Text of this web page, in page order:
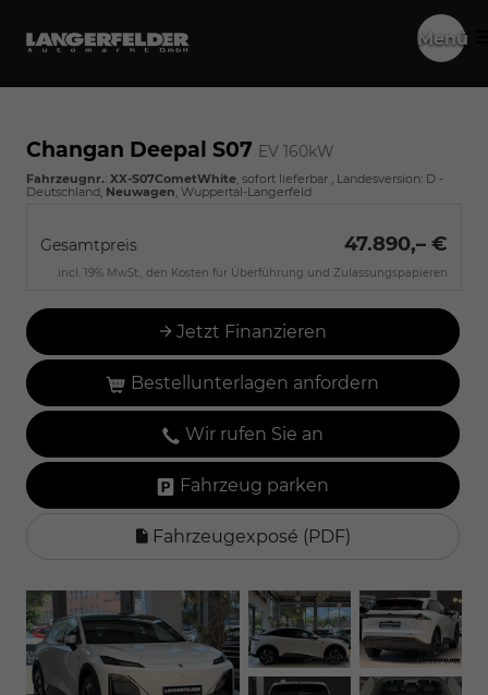
Menü
Changan Deepal S07 EV 160kW
Fahrzeugnr.: XX-S07CometWhite, sofort lieferbar , Landesversion: D -
Deutschland, Neuwagen, Wuppertal-Langerfeld
Gesamtpreis 47.890,– €
incl. 19% MwSt., den Kosten für Überführung und Zulassungspapieren
Jetzt Finanzieren
Bestellunterlagen anfordern
Wir rufen Sie an
Fahrzeug parken
Fahrzeugexposé (PDF)